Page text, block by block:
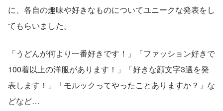
に、各自の趣味や好きなものについてユニークな発表をし
てもらいました。
「うどんが何より一番好きです！」「ファッション好きで
100着以上の洋服があります！」「好きな顔文字3選を発
表します！」「モルックってやったことありますか？」な
どなど…